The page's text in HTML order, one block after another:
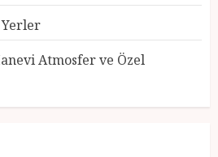
Atmosfer ve Özel
En Güzel Kedileri
Seçildi
12 MART 2025